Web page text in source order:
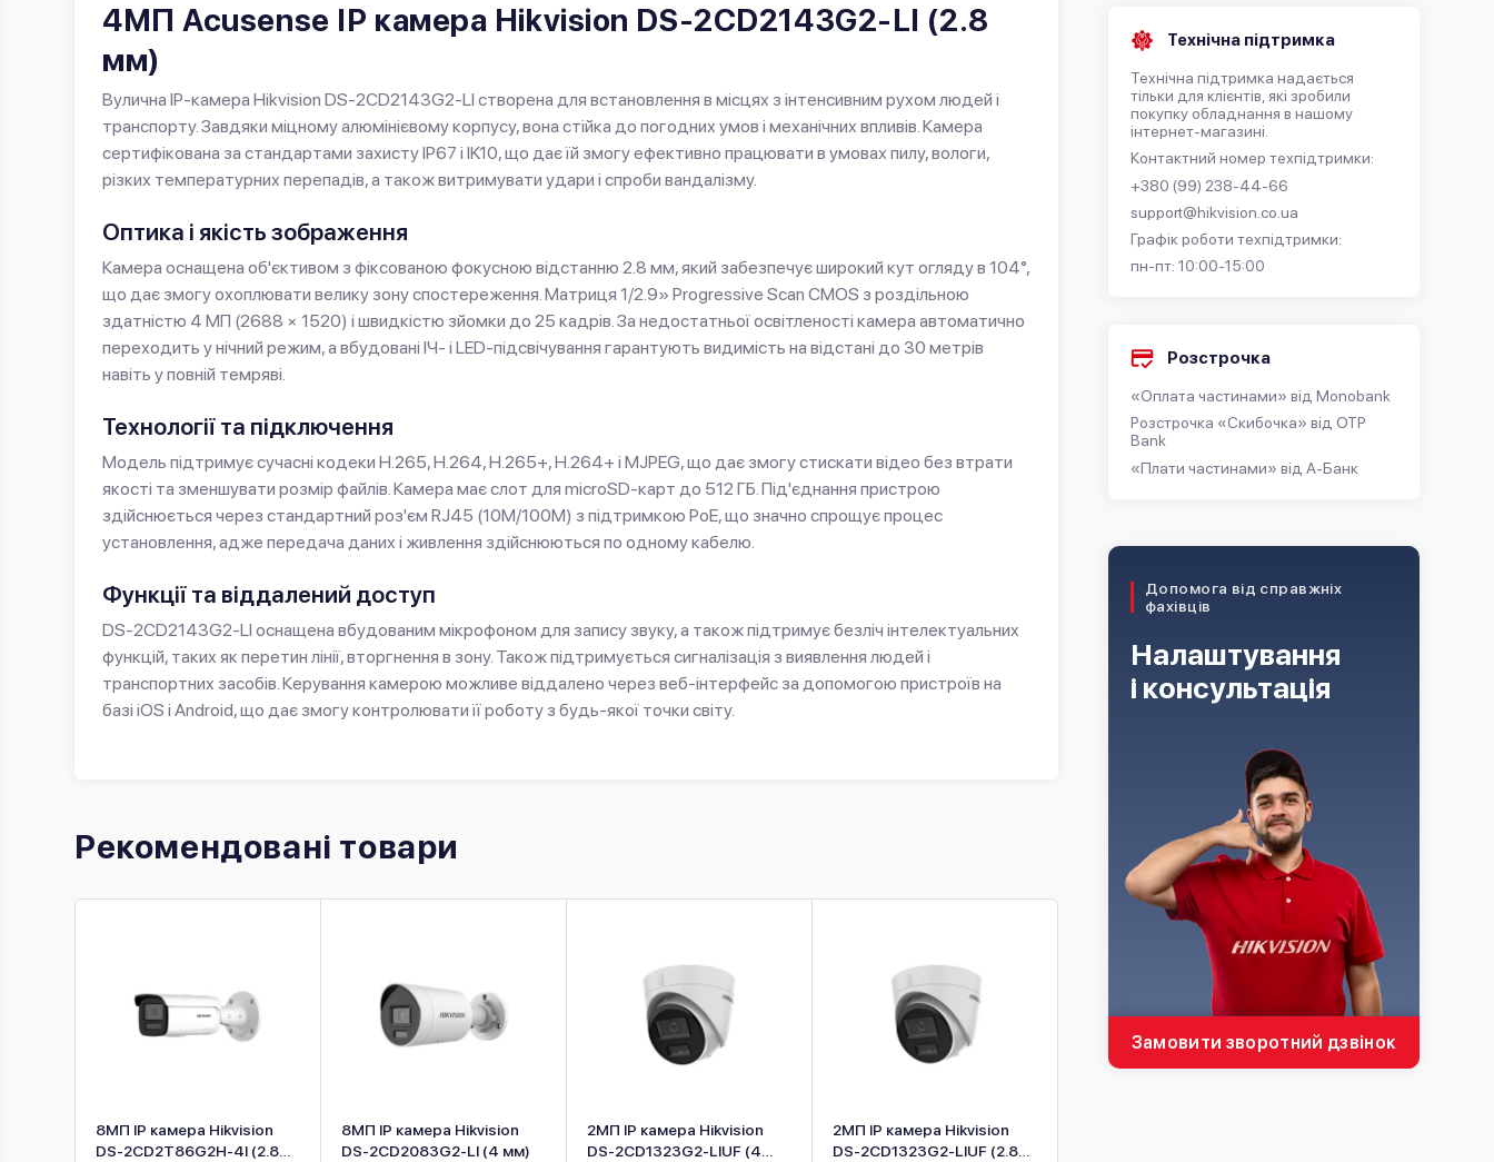
Технічна підтримка
Технічна підтримка надається
тільки для клієнтів, які зробили
покупку обладнання в нашому
інтернет-магазині.
Контактний номер техпідтримки:
+380 (99) 238-44-66
support@hikvision.co.ua
Графік роботи техпідтримки:
пн-пт: 10:00-15:00
Розстрочка
«Оплата частинами» від Monobank
Розстрочка «Скибочка» від OTP
Bank
«Плати частинами» від А-Банк
Допомога від справжніх
фахівців
Налаштування
і консультація
Замовити зворотний дзвінок
4МП Acusense IP камера Hikvision DS-2CD2143G2-LI (2.8
мм)
Вулична IP-камера Hikvision DS-2CD2143G2-LI створена для встановлення в місцях з інтенсивним рухом людей і
транспорту. Завдяки міцному алюмінієвому корпусу, вона стійка до погодних умов і механічних впливів. Камера
сертифікована за стандартами захисту IP67 і IK10, що дає їй змогу ефективно працювати в умовах пилу, вологи,
різких температурних перепадів, а також витримувати удари і спроби вандалізму.
Оптика і якість зображення
Камера оснащена об'єктивом з фіксованою фокусною відстанню 2.8 мм, який забезпечує широкий кут огляду в 104°,
що дає змогу охоплювати велику зону спостереження. Матриця 1/2.9» Progressive Scan CMOS з роздільною
здатністю 4 МП (2688 × 1520) і швидкістю зйомки до 25 кадрів. За недостатньої освітленості камера автоматично
переходить у нічний режим, а вбудовані ІЧ- і LED-підсвічування гарантують видимість на відстані до 30 метрів
навіть у повній темряві.
Технології та підключення
Модель підтримує сучасні кодеки H.265, H.264, H.265+, H.264+ і MJPEG, що дає змогу стискати відео без втрати
якості та зменшувати розмір файлів. Камера має слот для microSD-карт до 512 ГБ. Під'єднання пристрою
здійснюється через стандартний роз'єм RJ45 (10M/100M) з підтримкою PoE, що значно спрощує процес
установлення, адже передача даних і живлення здійснюються по одному кабелю.
Функції та віддалений доступ
DS-2CD2143G2-LI оснащена вбудованим мікрофоном для запису звуку, а також підтримує безліч інтелектуальних
функцій, таких як перетин лінії, вторгнення в зону. Також підтримується сигналізація з виявлення людей і
транспортних засобів. Керування камерою можливе віддалено через веб-інтерфейс за допомогою пристроїв на
базі iOS і Android, що дає змогу контролювати її роботу з будь-якої точки світу.
Рекомендовані товари
8МП IP камера Hikvision
DS-2CD2T86G2H-4I (2.8
8МП IP камера Hikvision
DS-2CD2083G2-LI (4 мм)
2МП IP камера Hikvision
DS-2CD1323G2-LIUF (4
2МП IP камера Hikvision
DS-2CD1323G2-LIUF (2.8